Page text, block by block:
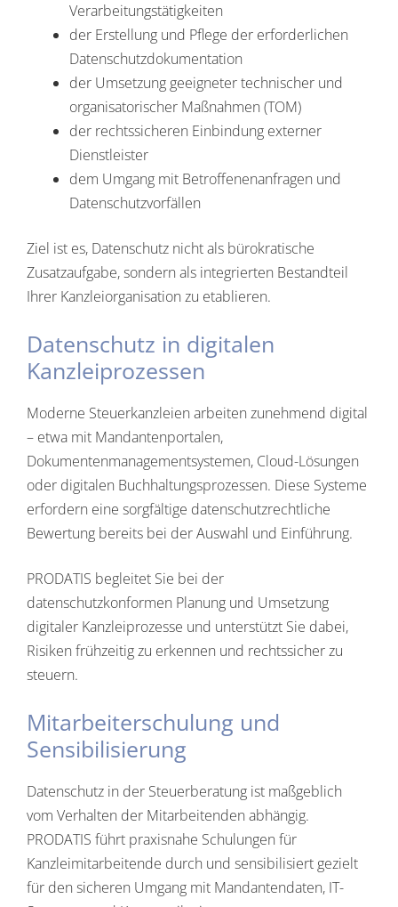
Verarbeitungstätigkeiten
der Erstellung und Pflege der erforderlichen
Datenschutzdokumentation
der Umsetzung geeigneter technischer und
organisatorischer Maßnahmen (TOM)
der rechtssicheren Einbindung externer
Dienstleister
dem Umgang mit Betroffenenanfragen und
Datenschutzvorfällen
Ziel ist es, Datenschutz nicht als bürokratische
Zusatzaufgabe, sondern als integrierten Bestandteil
Ihrer Kanzleiorganisation zu etablieren.
Datenschutz in digitalen
Kanzleiprozessen
Moderne Steuerkanzleien arbeiten zunehmend digital
– etwa mit Mandantenportalen,
Dokumentenmanagementsystemen, Cloud-Lösungen
oder digitalen Buchhaltungsprozessen. Diese Systeme
erfordern eine sorgfältige datenschutzrechtliche
Bewertung bereits bei der Auswahl und Einführung.
PRODATIS begleitet Sie bei der
datenschutzkonformen Planung und Umsetzung
digitaler Kanzleiprozesse und unterstützt Sie dabei,
Risiken frühzeitig zu erkennen und rechtssicher zu
steuern.
Mitarbeiterschulung und
Sensibilisierung
Datenschutz in der Steuerberatung ist maßgeblich
vom Verhalten der Mitarbeitenden abhängig.
PRODATIS führt praxisnahe Schulungen für
Kanzleimitarbeitende durch und sensibilisiert gezielt
für den sicheren Umgang mit Mandantendaten, IT-